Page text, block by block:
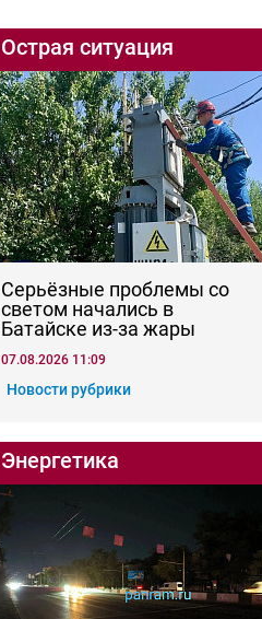
Острая ситуация
Серьёзные проблемы со
светом начались в
Батайске из-за жары
07.08.2026 11:09
Новости рубрики
Энергетика